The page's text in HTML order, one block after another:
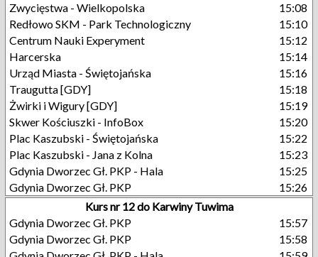
Zwycięstwa - Wielkopolska
15:08
Redłowo SKM - Park Technologiczny
15:10
Centrum Nauki Experyment
15:12
Harcerska
15:14
Urząd Miasta - Świętojańska
15:16
Traugutta [GDY]
15:18
Żwirki i Wigury [GDY]
15:19
Skwer Kościuszki - InfoBox
15:20
Plac Kaszubski - Świętojańska
15:22
Plac Kaszubski - Jana z Kolna
15:23
Gdynia Dworzec Gł. PKP - Hala
15:25
Gdynia Dworzec Gł. PKP
15:26
Kurs nr 12 do Karwiny Tuwima
Gdynia Dworzec Gł. PKP
15:57
Gdynia Dworzec Gł. PKP
15:58